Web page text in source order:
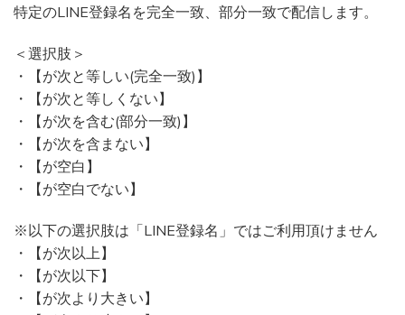
特定のLINE登録名を完全一致、部分一致で配信します。
＜選択肢＞
・【が次と等しい(完全一致)】
・【が次と等しくない】
・【が次を含む(部分一致)】
・【が次を含まない】
・【が空白】
・【が空白でない】
※以下の選択肢は「LINE登録名」ではご利用頂けません
・【が次以上】
・【が次以下】
・【が次より大きい】